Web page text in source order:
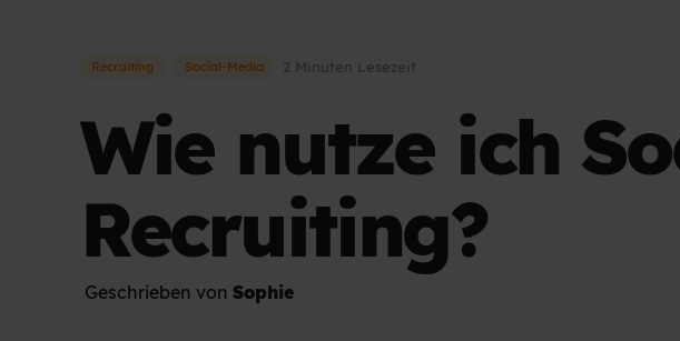
Recruiting Social-Media 2 Minuten Lesezeit
Wie nutze ich
Recruiting?
Geschrieben von Sophie